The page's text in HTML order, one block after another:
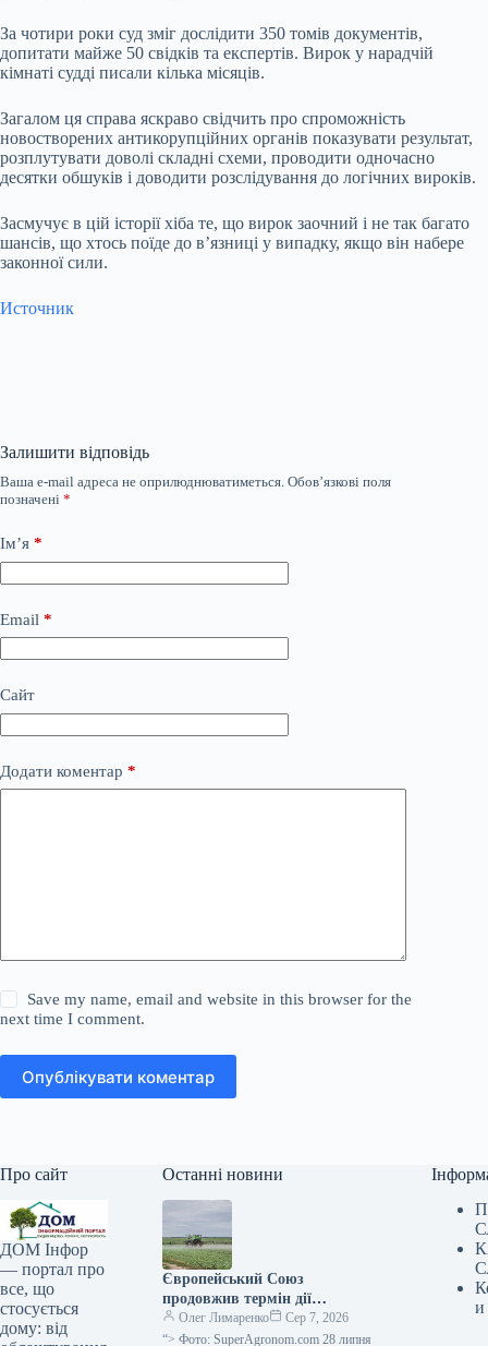
За чотири роки суд зміг дослідити 350 томів документів,
допитати майже 50 свідків та експертів. Вирок у нарадчій
кімнаті судді писали кілька місяців.
Загалом ця справа яскраво свідчить про спроможність
новостворених антикорупційних органів показувати результат,
розплутувати доволі складні схеми, проводити одночасно
десятки обшуків і доводити розслідування до логічних вироків.
Засмучує в цій історії хіба те, що вирок заочний і не так багато
шансів, що хтось поїде до в’язниці у випадку, якщо він набере
законної сили.
Источник
Залишити відповідь
Ваша e-mail адреса не оприлюднюватиметься. Обов’язкові поля
позначені *
Ім’я *
Email *
Сайт
Додати коментар *
Save my name, email and website in this browser for the
next time I comment.
Опублікувати коментар
Про сайт
ДОМ Інфор
— портал про
все, що
стосується
дому: від
Останні новини
Європейський Союз
продовжив термін дії
реєстрацій фенмедифаму та
металаксилу —
Олег Лимаренко
Сер 7, 2026
“> Фото: SuperAgronom.com 28 липня
и